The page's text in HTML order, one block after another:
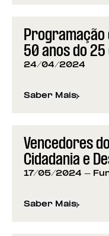
Programação
50 anos do 25
24/04/2024
Saber Mais
sobre
Vencedores
Cidadania e
17/05/2024 -
Saber Mais
sobre